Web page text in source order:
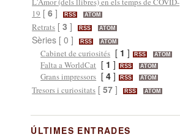
19 [6 ] RSS ATOM
Retrats [3 ] RSS ATOM
Sèries [ 0 ] RSS ATOM
Cabinet de curiosités [ 1 ] RSS ATOM
Falta a WorldCat [ 1 ] RSS ATOM
Grans impressors [4 ] RSS ATOM
Tresors i curiositats [57 ] RSS ATOM
ÚLTIMES ENTRADES